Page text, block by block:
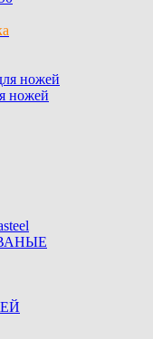
ножей
ножей